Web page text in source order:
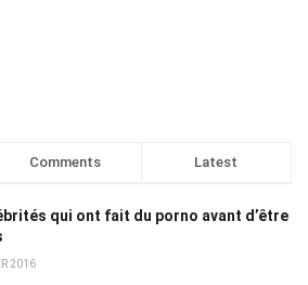
Comments Latest
qui ont fait du porno avant d’être
2016